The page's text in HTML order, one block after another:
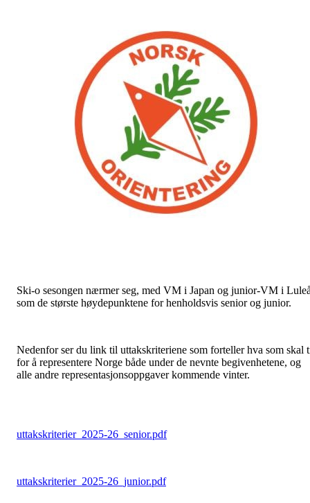
Ski-o sesongen nærmer seg, med VM i Japan og junior-VM i
som de største høydepunktene for henholdsvis senior og junior.
Nedenfor ser du link til uttakskriteriene som forteller hva som skal
for å representere Norge både under de nevnte begivenhetene, og
alle andre representasjonsoppgaver kommende vinter.
uttakskriterier_2025-26_senior.pdf
uttakskriterier_2025-26_junior.pdf